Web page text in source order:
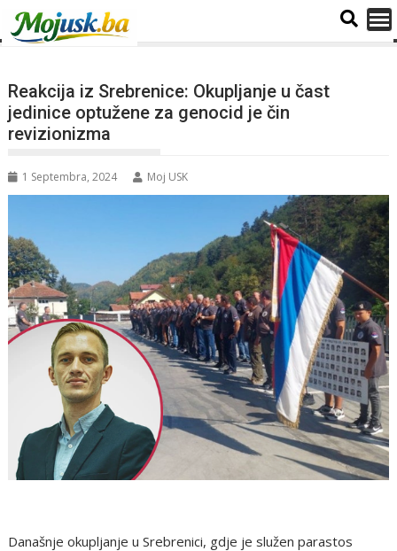
Reakcija iz Srebrenice: Okupljanje u čast
jedinice optužene za genocid je čin
revizionizma
1 Septembra, 2024 Moj USK
Današnje okupljanje u Srebrenici, gdje je služen parastos